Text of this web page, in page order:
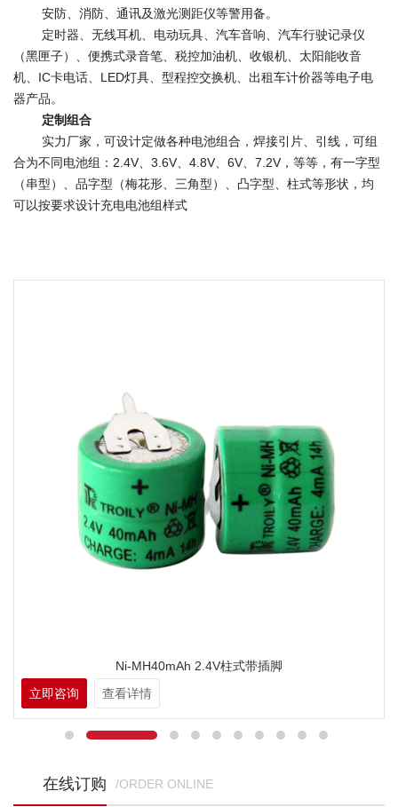
安防、消防、通讯及激光测距仪等警用备。
定时器、无线耳机、电动玩具、汽车音响、汽车行驶记录仪
（黑匣子）、便携式录音笔、税控加油机、收银机、太阳能收音
机、IC卡电话、LED灯具、型程控交换机、出租车计价器等电子电
器产品。
定制组合
实力厂家，可设计定做各种电池组合，焊接引片、引线，可组
合为不同电池组：2.4V、3.6V、4.8V、6V、7.2V，等等，有一字型
（串型）、品字型（梅花形、三角型）、凸字型、柱式等形状，均
可以按要求设计充电电池组样式
Ni-MH40mAh 2.4V柱式带插脚
立即咨询
查看详情
在线订购 /ORDER ONLINE